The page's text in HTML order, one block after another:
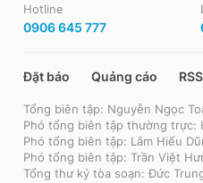
Hotline
0906 645 777
Đặt báo Quảng cáo RSS
Tổng biên tập: Nguyễn Ngọc
Phó tổng biên tập thường trực:
Phó tổng biên tập: Lâm Hiếu
Phó tổng biên tập: Trần Việt
Tổng thư ký tòa soạn: Đức